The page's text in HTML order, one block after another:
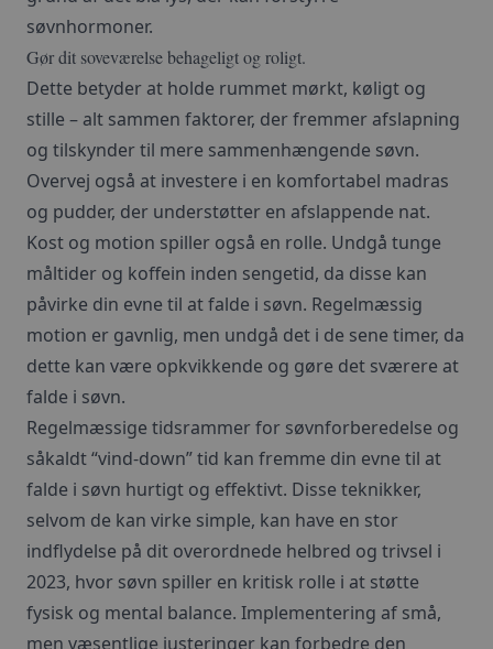
søvnhormoner.
Gør dit soveværelse behageligt og roligt.
Dette betyder at holde rummet mørkt, køligt og
stille – alt sammen faktorer, der fremmer afslapning
og tilskynder til mere sammenhængende søvn.
Overvej også at investere i en komfortabel madras
og pudder, der understøtter en afslappende nat.
Kost og motion spiller også en rolle. Undgå tunge
måltider og koffein inden sengetid, da disse kan
påvirke din evne til at falde i søvn. Regelmæssig
motion er gavnlig, men undgå det i de sene timer, da
dette kan være opkvikkende og gøre det sværere at
falde i søvn.
Regelmæssige tidsrammer for søvnforberedelse og
såkaldt “vind-down” tid kan fremme din evne til at
falde i søvn hurtigt og effektivt. Disse teknikker,
selvom de kan virke simple, kan have en stor
indflydelse på dit overordnede helbred og trivsel i
2023, hvor søvn spiller en kritisk rolle i at støtte
fysisk og mental balance. Implementering af små,
men væsentlige justeringer kan forbedre den